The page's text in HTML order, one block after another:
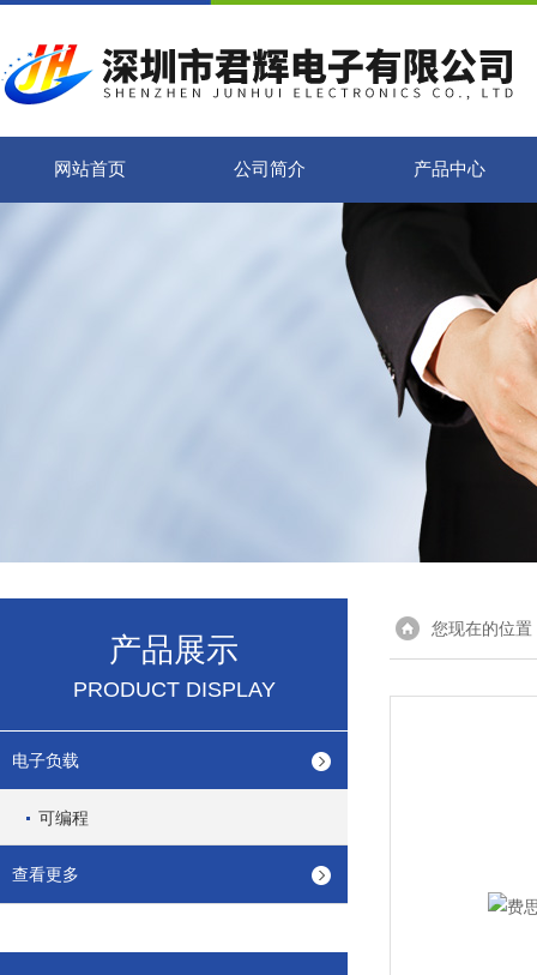
网站首页 公司简介 产品中心
产品展示
PRODUCT DISPLAY
电子负载
可编程
查看更多
您现在的位置